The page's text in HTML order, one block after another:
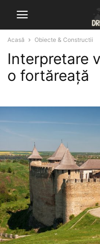
Acasă Obiecte & Constructii
Interpretare
o fortăreață